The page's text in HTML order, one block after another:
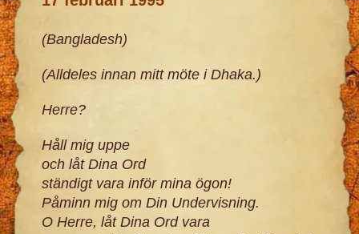
(Bangladesh)
(Alldeles innan mitt möte i Dhaka.)
Herre?
Håll mig uppe
och låt Dina Ord
ständigt vara inför mina ögon!
Påminn mig om Din Undervisning.
O Herre, låt Dina Ord vara